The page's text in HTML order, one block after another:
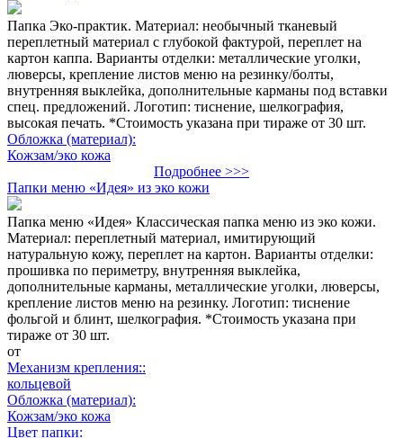
Папка Эко-практик. Материал: необычный тканевый
переплетный материал с глубокой фактурой, переплет на
картон каппа. Варианты отделки: металлические уголки,
люверсы, крепление листов меню на резинку/болты,
внутренняя выклейка, дополнительные карманы под вставки
спец. предложений. Логотип: тиснение, шелкография,
высокая печать. *Стоимость указана при тираже от 30 шт.
Обложка (материал):
Кожзам/эко кожа
Подробнее >>>
Папки меню «Идея» из эко кожи
Папка меню «Идея» Классическая папка меню из эко кожи.
Материал: переплетный материал, имитирующий
натуральную кожу, переплет на картон. Варианты отделки:
прошивка по периметру, внутренняя выклейка,
дополнительные карманы, металлические уголки, люверсы,
крепление листов меню на резинку. Логотип: тиснение
фольгой и блинт, шелкография. *Стоимость указана при
тираже от 30 шт.
от
Механизм крепления::
кольцевой
Обложка (материал):
Кожзам/эко кожа
Цвет папки: